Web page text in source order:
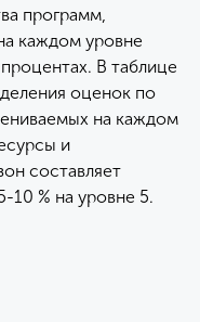
программ,
каждом уровне
В таблице
оценок по
на каждом
и
составляет
10 % на уровне 5.